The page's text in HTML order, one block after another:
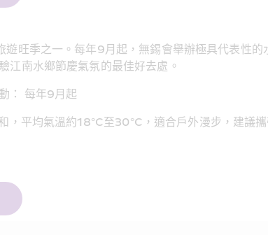
旺季之一。每年9月起，無錫會舉辦極具代表性的
江南水鄉節慶氣氛的最佳好去處。
： 每年9月起
，平均氣溫約18°C至30°C，適合戶外漫步，建議